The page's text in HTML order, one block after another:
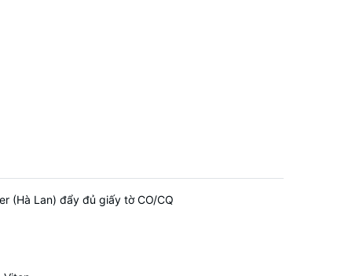
(Hà Lan) đẩy đủ giấy tờ CO/CQ